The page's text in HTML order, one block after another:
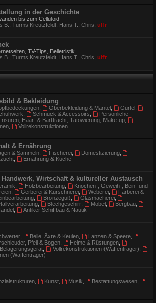
in der Geschichte
bis zum Celluloid
B. Turms Kreutzfeldt Hans T. Chris ulfr
TV-Tips, Belletristik
B. Turms Kreutzfeldt Hans T. Chris ulfr
& Bekleidung
, Oberbekleidung & Mäntel Gürtel
Schmuck & Accessoirs
Persönliche
Haar- & Barttracht, Tätowierung, Make-up,
Vollrekonstruktionen
& Ernährung
& Sammeln, Fischerei, Domestizierung,
Ernährung & Küche
Wirtschaft & kultureller Austausch
Holzbearbeitung,
Knochen-, Geweih-, Bein- und
Gerberei & Kürschnerei, Weberei,
Färberei &
, Bronzeguß Glasmacherei,
Blechgeschirr, Möbel Bergbau,
Antiker Schiffbau & Nautik
, Beile, Äxte & Keulen, Lanzen & Speere,
Pfeil & Bogen, Helme & Rüstungen,
Vollrekonstruktionen (Waffenträger)
(Waffenträger)
, Kunst, Musik Bestattungswesen